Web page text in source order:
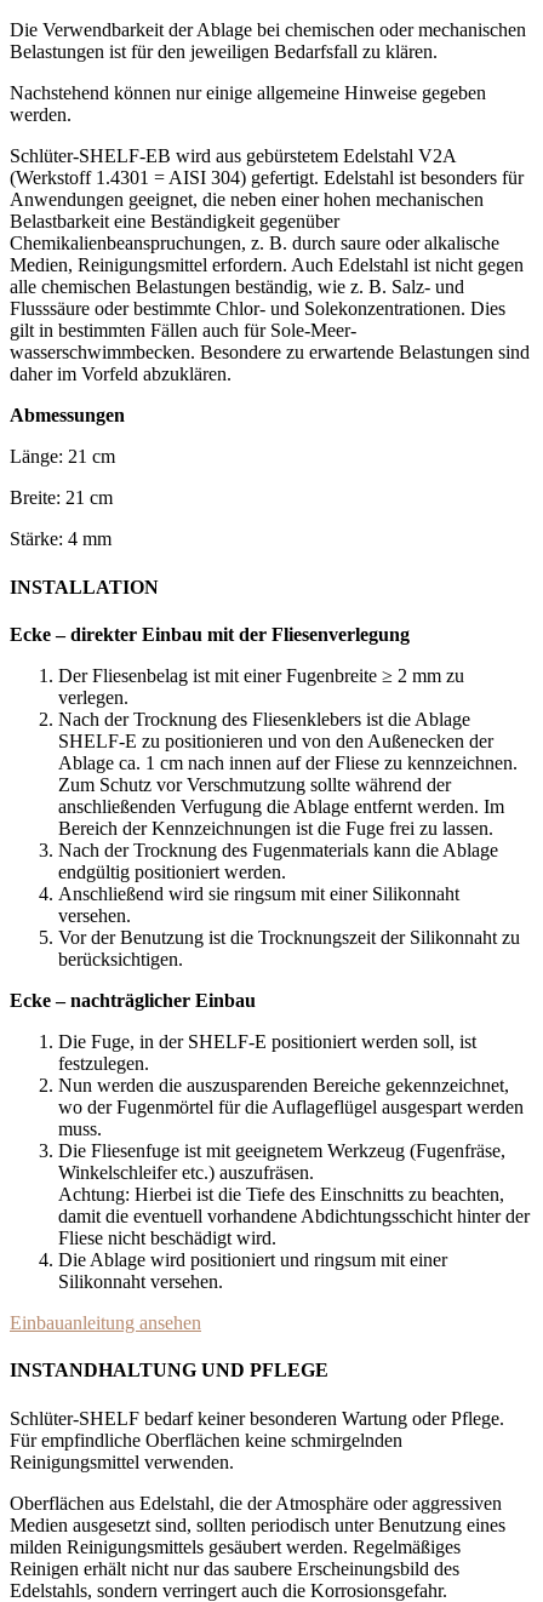
Die Verwendbarkeit der Ablage bei chemischen oder mechanischen
Belastungen ist für den jeweiligen Bedarfsfall zu klären.
Nachstehend können nur einige allgemeine Hinweise gegeben
werden.
Schlüter-SHELF-EB wird aus gebürstetem Edelstahl V2A
(Werkstoff 1.4301 = AISI 304) gefertigt. Edelstahl ist besonders für
Anwendungen geeignet, die neben einer hohen mechanischen
Belastbarkeit eine Beständigkeit gegenüber
Chemikalienbeanspruchungen, z. B. durch saure oder alkalische
Medien, Reinigungsmittel erfordern. Auch Edelstahl ist nicht gegen
alle chemischen Belastungen beständig, wie z. B. Salz- und
Flusssäure oder bestimmte Chlor- und Solekonzentrationen. Dies
gilt in bestimmten Fällen auch für Sole-Meer­
wasserschwimmbecken. Besondere zu erwartende Belastungen sind
daher im Vorfeld abzuklären.
Abmessungen
Länge: 21 cm
Breite: 21 cm
Stärke: 4 mm
INSTALLATION
Ecke – direkter Einbau mit der Fliesenverlegung
Der Fliesenbelag ist mit einer Fugenbreite ≥ 2 mm zu
verlegen.
Nach der Trocknung des Fliesenklebers ist die Ablage
SHELF-E zu positionieren und von den Außenecken der
Ablage ca. 1 cm nach innen auf der Fliese zu kennzeichnen.
Zum Schutz vor Verschmutzung sollte während der
anschließenden Verfugung die Ablage entfernt werden. Im
Bereich der Kennzeichnungen ist die Fuge frei zu lassen.
Nach der Trocknung des Fugenmaterials kann die Ablage
endgültig positioniert werden.
Anschließend wird sie ringsum mit einer Silikonnaht
versehen.
Vor der Benutzung ist die Trocknungszeit der Silikonnaht zu
berücksichtigen.
Ecke – nachträglicher Einbau
Die Fuge, in der SHELF-E positioniert werden soll, ist
festzulegen.
Nun werden die auszusparenden Bereiche gekennzeichnet,
wo der Fugenmörtel für die Auflageflügel ausgespart werden
muss.
Die Fliesenfuge ist mit geeignetem Werkzeug (Fugenfräse,
Winkelschleifer etc.) auszufräsen.
Achtung: Hierbei ist die Tiefe des Einschnitts zu beachten,
damit die eventuell vorhandene Abdichtungsschicht hinter der
Fliese nicht beschädigt wird.
Die Ablage wird positioniert und ringsum mit einer
Silikonnaht versehen.
Einbauanleitung ansehen
INSTANDHALTUNG UND PFLEGE
Schlüter-SHELF bedarf keiner besonderen Wartung oder Pflege.
Für empfindliche Oberflächen keine schmirgelnden
Reinigungsmittel verwenden.
Oberflächen aus Edelstahl, die der Atmosphäre oder aggressiven
Medien ausgesetzt sind, sollten periodisch unter Benutzung eines
milden Reinigungsmittels gesäubert werden. Regelmäßiges
Reinigen erhält nicht nur das saubere Erscheinungsbild des
Edelstahls, sondern verringert auch die Korrosionsgefahr.